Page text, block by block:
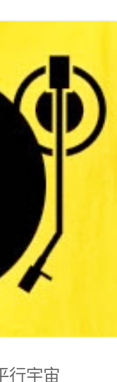
行宇宙